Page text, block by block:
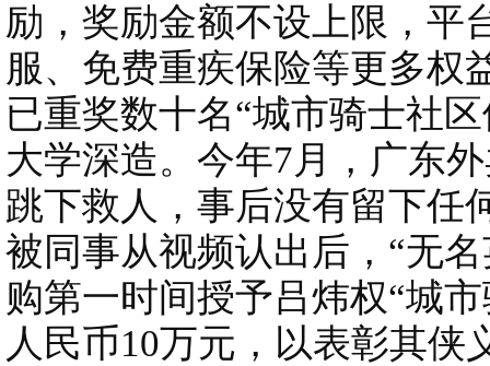
励，奖励金额不设上限，平
服、免费重疾保险等更多权
已重奖数十名“城市骑士社
大学深造。今年7月，广东
跳下救人，事后没有留下任
被同事从视频认出后，“无
购第一时间授予吕炜权“城
人民币10万元，以表彰其侠